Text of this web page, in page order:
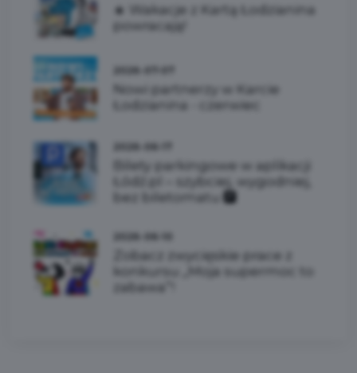
☀️ Wakacje z Kartą Łodzianina
powracają!
Nowi partnerzy w Karcie
Łodzianina - czerwiec
Bilety parkingowe w aplikacji
Łódź.pl – szybciej, wygodniej,
bez biletomatu 🅿️
Zobacz zwycięskie prace z
konkursu „Moja supermoc to
zabawa”!